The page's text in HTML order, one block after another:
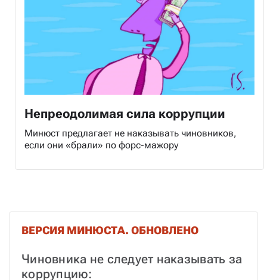
Непреодолимая сила коррупции
Минюст предлагает не наказывать чиновников,
если они «брали» по форс-мажору
ВЕРСИЯ МИНЮСТА. ОБНОВЛЕНО
Чиновника не следует наказывать за
коррупцию: